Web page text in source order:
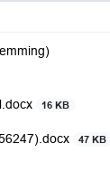
16 KB
47 KB